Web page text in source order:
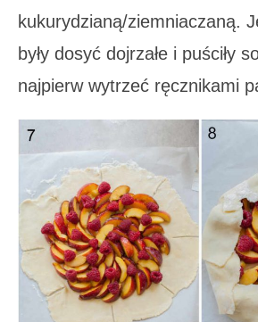
kukurydzianą/ziemniaczaną.
były dosyć dojrzałe i puściły
najpierw wytrzeć ręcznikami